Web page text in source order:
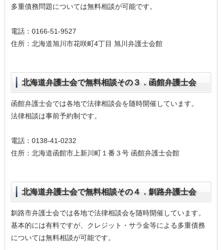
多重債務問題については無料相談が可能です。
電話：0166-51-9527
住所：北海道旭川市花咲町4丁目 旭川弁護士会館
北海道弁護士会で無料相談その３．函館弁護士会
函館弁護士会では各地で法律相談会を随時開催しています。
法律相談は事前予約制です。
電話：0138-41-0232
住所：北海道函館市上新川町１番３号 函館弁護士会館
北海道弁護士会で無料相談その４．釧路弁護士会
釧路市弁護士会では各地で法律相談会を随時開催しています。
基本的には有料ですが、クレジット・サラ金等による多重債務
については無料相談が可能です。